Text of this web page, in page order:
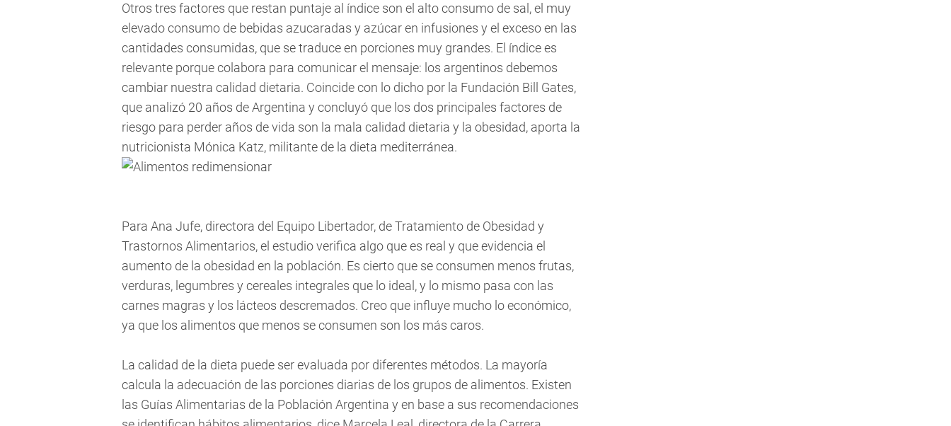
Otros tres factores que restan puntaje al índice son el alto consumo de sal, el muy
elevado consumo de bebidas azucaradas y azúcar en infusiones y el exceso en las
cantidades consumidas, que se traduce en porciones muy grandes. El índice es
relevante porque colabora para comunicar el mensaje: los argentinos debemos
cambiar nuestra calidad dietaria. Coincide con lo dicho por la Fundación Bill Gates,
que analizó 20 años de Argentina y concluyó que los dos principales factores de
riesgo para perder años de vida son la mala calidad dietaria y la obesidad, aporta la
nutricionista Mónica Katz, militante de la dieta mediterránea.
Para Ana Jufe, directora del Equipo Libertador, de Tratamiento de Obesidad y
Trastornos Alimentarios, el estudio verifica algo que es real y que evidencia el
aumento de la obesidad en la población. Es cierto que se consumen menos frutas,
verduras, legumbres y cereales integrales que lo ideal, y lo mismo pasa con las
carnes magras y los lácteos descremados. Creo que influye mucho lo económico,
ya que los alimentos que menos se consumen son los más caros.
La calidad de la dieta puede ser evaluada por diferentes métodos. La mayoría
calcula la adecuación de las porciones diarias de los grupos de alimentos. Existen
las Guías Alimentarias de la Población Argentina y en base a sus recomendaciones